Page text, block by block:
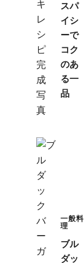
スパ
イシ
ーで
コク
のあ
る一
品
一般料
理
ブル
ダッ